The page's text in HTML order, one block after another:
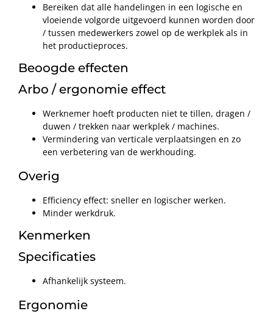
Bereiken dat alle handelingen in een logische en
vloeiende volgorde uitgevoerd kunnen worden door
/ tussen medewerkers zowel op de werkplek als in
het productieproces.
Beoogde effecten
Arbo / ergonomie effect
Werknemer hoeft producten niet te tillen, dragen /
duwen / trekken naar werkplek / machines.
Vermindering van verticale verplaatsingen en zo
een verbetering van de werkhouding.
Overig
Efficiency effect: sneller en logischer werken.
Minder werkdruk.
Kenmerken
Specificaties
Afhankelijk systeem.
Ergonomie